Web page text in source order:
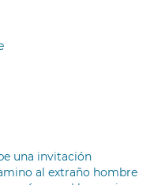
una invitación
al extraño hombre